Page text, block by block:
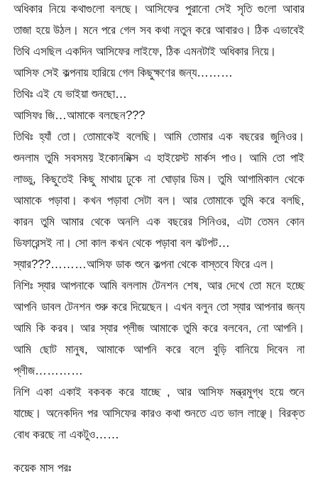
অধিকার নিয়ে কথাগুলো বলছে। আসিফের পুরানো সেই সৃতি গুলো আবার
তাজা হয়ে উঠল। মনে পরে গেল সব কথা নতুন করে আবারও। ঠিক এভাবেই
তিথি এসছিল একদিন আসিফের লাইফে, ঠিক এমনটাই অধিকার নিয়ে।
আসিফ সেই কল্পনায় হারিয়ে গেল কিছুক্ষণের জন্য………
তিথিঃ এই যে ভাইয়া শুনছো…
আসিফঃ জি…আমাকে বলছেন???
তিথিঃ হ্যাঁ তো। তোমাকেই বলেছি। আমি তোমার এক বছরের জুনিওর।
শুনলাম তুমি সবসময় ইকোনমিক্স এ হাইয়েস্ট মার্কস পাও। আমি তো পাই
লাড্ডু, কিছুতেই কিছু মাথায় ঢুকে না ঘোড়ার ডিম। তুমি আগামিকাল থেকে
আমাকে পড়াবা। কখন পড়াবা সেটা বল। আর তোমাকে তুমি করে বলছি,
কারন তুমি আমার থেকে অনলি এক বছরের সিনিওর, এটা তেমন কোন
ডিফারেন্সই না। সো কাল কখন থেকে পড়াবা বল ঝটপট…
স্যার???………আসিফ ডাক শুনে কল্পনা থেকে বাস্তবে ফিরে এল।
নিশিঃ স্যার আপনাকে আমি বললাম টেনশন শেষ, আর দেখে তো মনে হচ্ছে
আপনি ডাবল টেনশন শুরু করে দিয়েছেন। এখন বলুন তো স্যার আপনার জন্য
আমি কি করব। আর স্যার প্লীজ আমাকে তুমি করে বলবেন, নো আপনি।
আমি ছোট মানুষ, আমাকে আপনি করে বলে বুড়ি বানিয়ে দিবেন না
প্লীজ…………
নিশি একা একাই বকবক করে যাচ্ছে , আর আসিফ মন্ত্রমুগ্ধ হয়ে শুনে
যাচ্ছে। অনেকদিন পর আসিফের কারও কথা শুনতে এত ভাল লাঞ্ছে। বিরক্ত
বোধ করছে না একটুও……
কয়েক মাস পরঃ